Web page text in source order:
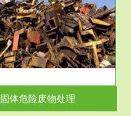
固体危险废物处理